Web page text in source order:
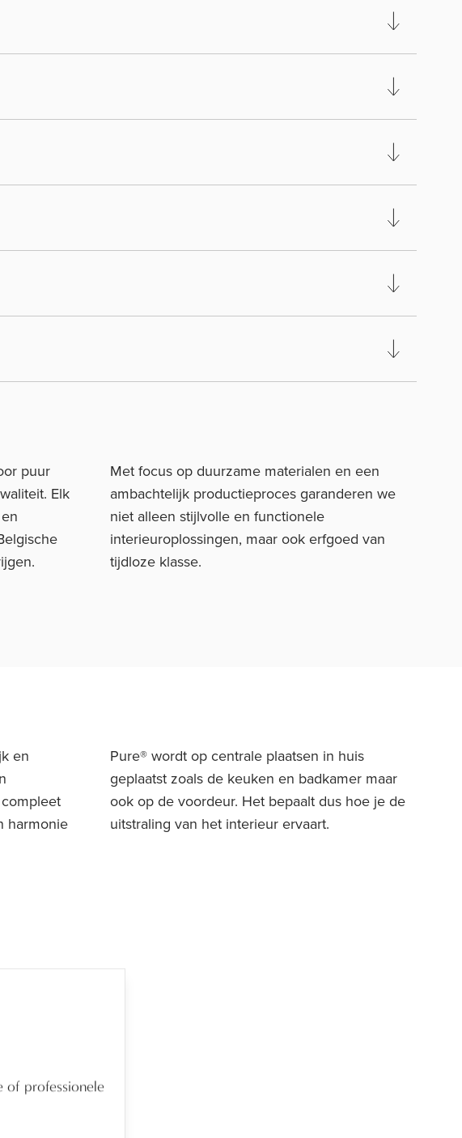
puur
Elk
Met focus op duurzame materialen en een
ambachtelijk productieproces garanderen we
niet alleen stijlvolle en functionele
interieuroplossingen, maar ook erfgoed van
tijdloze klasse.
en
harmonie
Pure® wordt op centrale plaatsen in huis
geplaatst zoals de keuken en badkamer maar
ook op de voordeur. Het bepaalt dus hoe je de
uitstraling van het interieur ervaart.
of professionele